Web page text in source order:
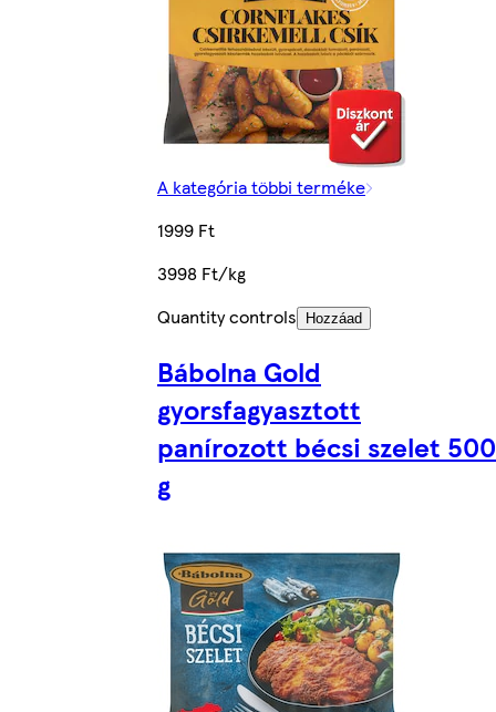
A kategória többi terméke
1999 Ft
3998 Ft/kg
Quantity controls
Hozzáad
Bábolna Gold
gyorsfagyasztott
panírozott bécsi szelet 500
g